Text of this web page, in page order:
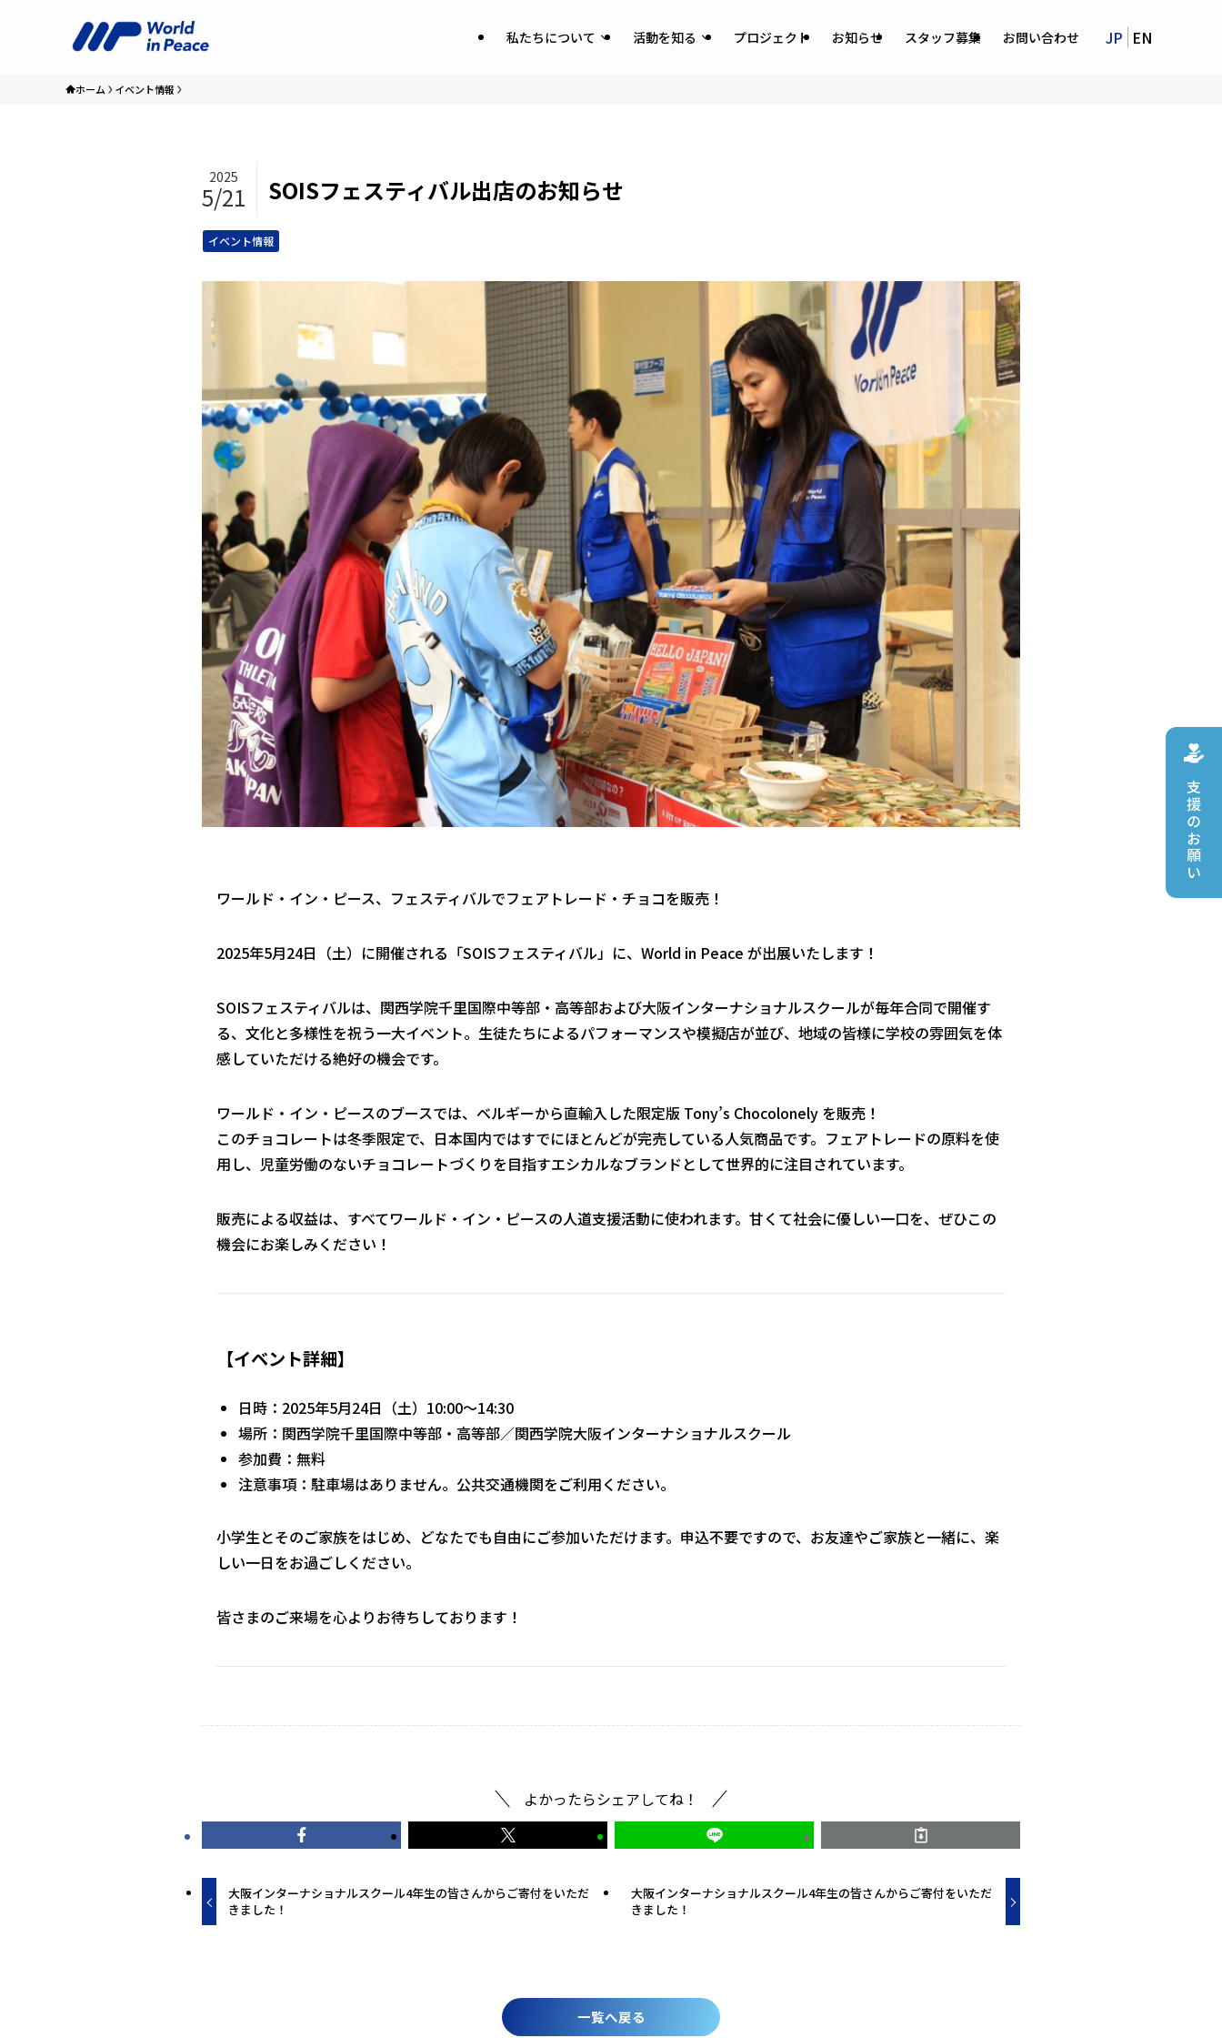
私たちについて 活動を知る プロジェクト お知らせ スタッフ募集 お問い合わせ EN
JP
ホーム イベント情報
SOISフェスティバル出店のお知らせ
2025
5/21
イベント情報
ワールド・イン・ピース、フェスティバルでフェアトレード・チョコを販売！
2025年5月24日（土）に開催される「SOISフェスティバル」に、 World in Peace が出展いたします！
SOISフェスティバルは、関西学院千里国際中等部・高等部および大阪インターナショナルスクールが毎年合同で開催す
る、文化と多様性を祝う一大イベント。生徒たちによるパフォーマンスや模擬店が並び、地域の皆様に学校の雰囲気を体
感していただける絶好の機会です。
ワールド・イン・ピースのブースでは、ベルギーから直輸入した限定版 Tony’s Chocolonely を販売！
このチョコレートは冬季限定で、日本国内ではすでにほとんどが完売している人気商品です。フェアトレードの原料を使
用し、児童労働のないチョコレートづくりを目指すエシカルなブランドとして世界的に注目されています。
販売による収益は、すべてワールド・イン・ピースの人道支援活動に使われます。甘くて社会に優しい一口を、ぜひこの
機会にお楽しみください！
【イベント詳細】
日時：2025年5月24日（土）10:00〜14:30
場所：関西学院千里国際中等部・高等部／関西学院大阪インターナショナルスクール
参加費：無料
注意事項：駐車場はありません。公共交通機関をご利用ください。
小学生とそのご家族をはじめ、どなたでも自由にご参加いただけます。申込不要ですので、お友達やご家族と一緒に、楽
しい一日をお過ごしください。
皆さまのご来場を心よりお待ちしております！
よかったらシェアしてね！
大阪インターナショナルスクール4年生の皆さんからご寄付をいただ
きました！
大阪インターナショナルスクール4年生の皆さんからご寄付をいただ
きました！
一覧へ戻る
ご支援のお願い